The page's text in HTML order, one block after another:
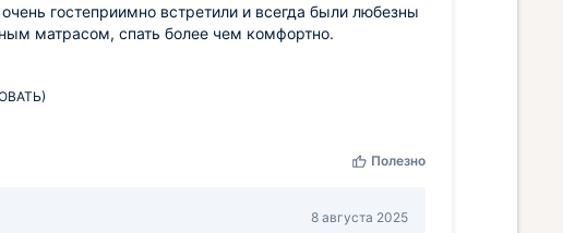
гостеприимно встретили и всегда были любезны
матрасом, спать более чем комфортно.
Полезно
8 августа 2025